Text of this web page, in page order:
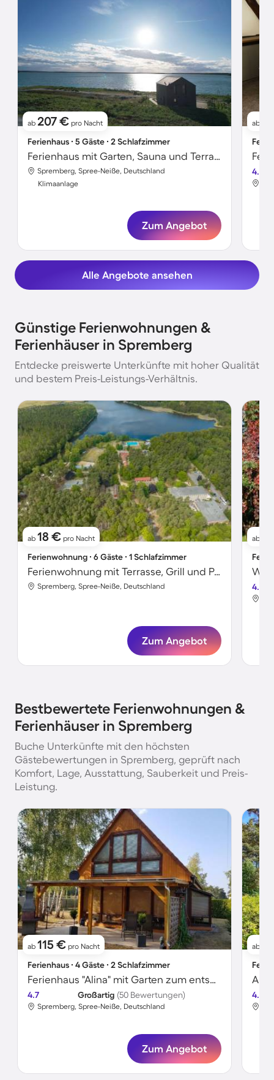
ab 207 € pro Nacht
Ferienhaus ∙ 5 Gäste ∙ 2 Schlafzimmer
Ferienhaus mit Garten, Sauna und Terrasse | Panoramablick
Spremberg, Spree-Neiße, Deutschland
Klimaanlage
Zum Angebot
ab
4.8
Alle Angebote ansehen
Günstige Ferienwohnungen &
Ferienhäuser in Spremberg
Entdecke preiswerte Unterkünfte mit hoher Qualität
und bestem Preis-Leistungs-Verhältnis.
ab 18 € pro Nacht
Ferienwohnung ∙ 6 Gäste ∙ 1 Schlafzimmer
Ferienwohnung mit Terrasse, Grill und Pool | Gartenblick
Spremberg, Spree-Neiße, Deutschland
Zum Angebot
ab
4.5
Bestbewertete Ferienwohnungen &
Ferienhäuser in Spremberg
Buche Unterkünfte mit den höchsten
Gästebewertungen in Spremberg, geprüft nach
Komfort, Lage, Ausstattung, Sauberkeit und Preis-
Leistung.
ab 115 € pro Nacht
Ferienhaus ∙ 4 Gäste ∙ 2 Schlafzimmer
Ferienhaus "Alina" mit Garten zum entspannen
4.7 Großartig (50 Bewertungen)
Spremberg, Spree-Neiße, Deutschland
Zum Angebot
ab
4.7